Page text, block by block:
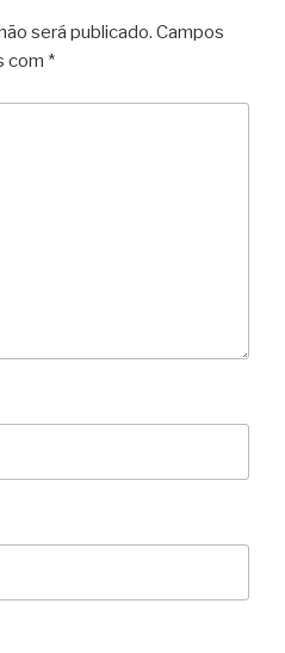
será publicado. Campos
com *